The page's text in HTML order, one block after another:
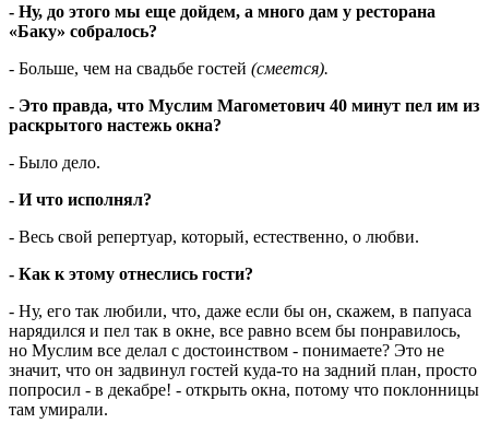
- Ну, до этого мы еще дойдем, а много дам у ресторана
«Баку» собралось?
- Больше, чем на свадьбе гостей (смеется).
- Это правда, что Муслим Магометович 40 минут пел им из
раскрытого настежь окна?
- Было дело.
- И что исполнял?
- Весь свой репертуар, который, естественно, о любви.
- Как к этому отнеслись гости?
- Ну, его так любили, что, даже если бы он, скажем, в папуаса
нарядился и пел так в окне, все равно всем бы понравилось,
но Муслим все делал с достоинством - понимаете? Это не
значит, что он задвинул гостей куда-то на задний план, просто
попросил - в декабре! - открыть окна, потому что поклонницы
там умирали.